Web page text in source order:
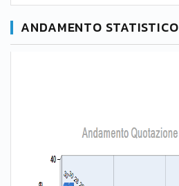
ANDAMENTO STATISTICO